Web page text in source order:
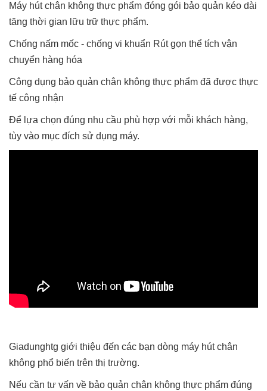
Máy hút chân không thực phẩm đóng gói bảo quản kéo dài
tăng thời gian lữu trữ thực phẩm.
Chống nấm mốc - chống vi khuẩn Rút gọn thể tích vận
chuyển hàng hóa
Công dụng bảo quản chân không thực phẩm đã được thực
tế công nhận
Để lựa chọn đúng nhu cầu phù hợp với mỗi khách hàng,
tùy vào mục đích sử dụng máy.
Giadunghtg giới thiệu đến các bạn dòng máy hút chân
không phổ biến trên thị trường.
Nếu cần tư vấn về bảo quản chân không thực phẩm đúng